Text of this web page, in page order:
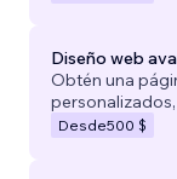
Diseño web
Obtén una
Desde500 $